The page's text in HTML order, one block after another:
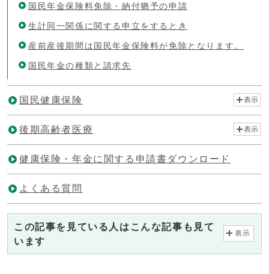
国民年金保険料免除・納付猶予の申請
生計同一関係に関する申立をするとき
産前産後期間は国民年金保険料が免除となります。
国民年金の種類と請求先
国民健康保険 表示
後期高齢者医療 表示
健康保険・年金に関する申請書ダウンロード
よくある質問
この記事を見ている人はこんな記事も見て
います
表示